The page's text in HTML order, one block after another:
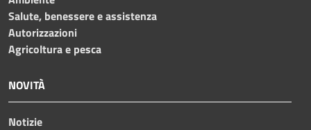
Salute, benessere e assistenza
Autorizzazioni
Agricoltura e pesca
NOVITÀ
Notizie